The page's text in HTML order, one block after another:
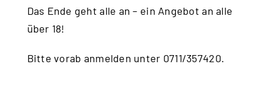
Das Ende geht alle an – ein Angebot an alle
über 18!
Bitte vorab anmelden unter 0711/357420.